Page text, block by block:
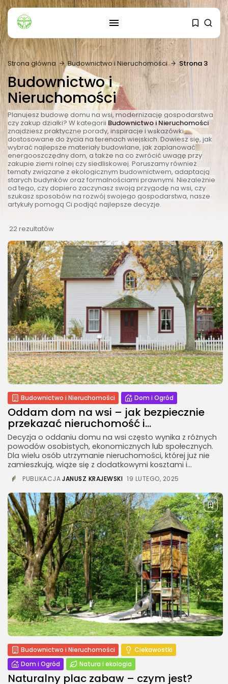
SZUKAJ
OSTATNIE ARTYKUŁY
Dom i Ogród
Kiedy sadzić sadzonki ogórków?
3 SIERPNIA, 2026
Budownictwo i Nieruchomości
Dach zielony – jakie są jego...
24 LIPCA, 2026
Energetyka
Pompa ciepła – jak działa, ile...
Natura i ekologia
Sucha karma dla kota –
dlaczego...
23 LIPCA, 2026
NAJPOPULARNIEJSZE KATEGORIE
Rolnictwo
176Artykuły
Dom i Ogród
145Artykuły
Natura i ekologia
127Artykuły
Ciekawostki
73Artykuły
Turystyka
26Artykuły
Strona główna Budownictwo i Nieruchomości Strona 3
Budownictwo i
Nieruchomości
Planujesz budowę domu na wsi, modernizację gospodarstwa
czy zakup działki? W kategorii Budownictwo i Nieruchomości
znajdziesz praktyczne porady, inspiracje i wskazówki
dostosowane do życia na terenach wiejskich. Dowiesz się, jak
wybrać najlepsze materiały budowlane, jak zaplanować
energooszczędny dom, a także na co zwrócić uwagę przy
zakupie ziemi rolnej czy siedliskowej. Poruszamy również
tematy związane z ekologicznym budownictwem, adaptacją
starych budynków oraz formalnościami prawnymi. Niezależnie
od tego, czy dopiero zaczynasz swoją przygodę na wsi, czy
szukasz sposobów na rozwój swojego gospodarstwa, nasze
artykuły pomogą Ci podjąć najlepsze decyzje.
22 rezultatów
Budownictwo i Nieruchomości Dom i Ogród
Oddam dom na wsi – jak bezpiecznie
przekazać nieruchomość i...
Decyzja o oddaniu domu na wsi często wynika z różnych
powodów osobistych, ekonomicznych lub społecznych.
Dla wielu osób utrzymanie nieruchomości, której już nie
zamieszkują, wiąże się z dodatkowymi kosztami i...
PUBLIKACJAJANUSZ KRAJEWSKI 19 LUTEGO, 2025
Budownictwo i Nieruchomości
Ciekawostki
Dom i Ogród
Natura i ekologia
Naturalny plac zabaw – czym jest?